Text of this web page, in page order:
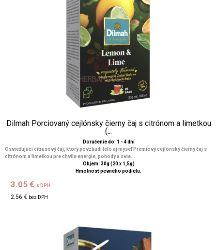
Dilmah Porciovaný cejlónsky čierny čaj s citrónom a limetkou
(...
Doručenie do: 1 - 4 dní
Osviežujúci citrusový čaj, ktorý povzbudí telo aj myseľ Prémiový cejlónsky čierny čaj s
citrónom a limetkou pre chvíle energie, pohody a svie...
Objem: 30g (20 x 1,5g)
Hmotnosť pevného podielu:
3.05 € s DPH
2.56 € bez DPH